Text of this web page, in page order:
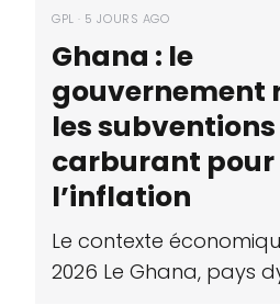
GPL · 5 JOURS AGO
Ghana : le
gouvernement
les
carburant
l’inflation
Le contexte
2026 Le Ghana, pays